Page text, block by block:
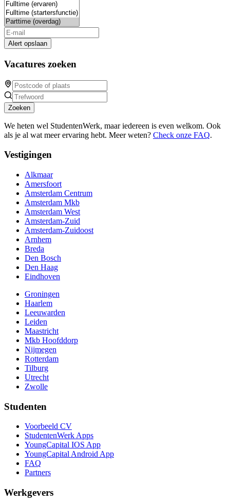
Alert opslaan
Vacatures zoeken
Zoeken
We heten wel StudentenWerk, maar iedereen is even welkom. Ook
als je al wat meer ervaring hebt. Meer weten? Check onze FAQ.
Vestigingen
Alkmaar
Amersfoort
Amsterdam Centrum
Amsterdam Mkb
Amsterdam West
Amsterdam-Zuid
Amsterdam-Zuidoost
Arnhem
Breda
Den Bosch
Den Haag
Eindhoven
Groningen
Haarlem
Leeuwarden
Leiden
Maastricht
Mkb Hoofddorp
Nijmegen
Rotterdam
Tilburg
Utrecht
Zwolle
Studenten
Voorbeeld CV
StudentenWerk Apps
YoungCapital IOS App
YoungCapital Android App
FAQ
Partners
Werkgevers